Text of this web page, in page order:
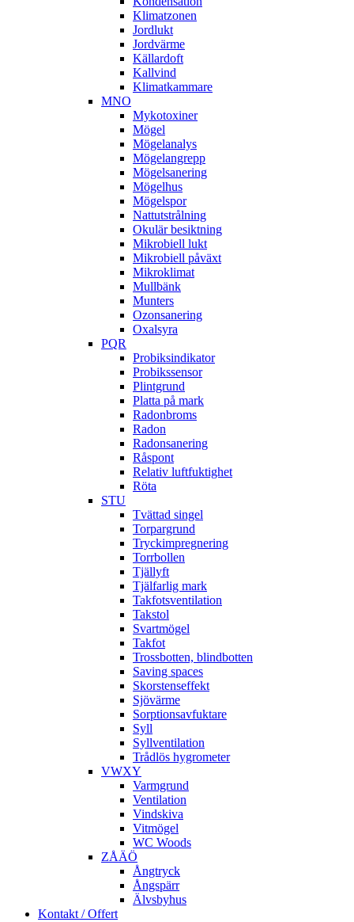
Klimatzonen
Jordlukt
Jordvärme
Källardoft
Kallvind
Klimatkammare
MNO
Mykotoxiner
Mögel
Mögelanalys
Mögelangrepp
Mögelsanering
Mögelhus
Mögelspor
Nattutstrålning
Okulär besiktning
Mikrobiell lukt
Mikrobiell påväxt
Mikroklimat
Mullbänk
Munters
Ozonsanering
Oxalsyra
PQR
Probiksindikator
Probikssensor
Plintgrund
Platta på mark
Radonbroms
Radon
Radonsanering
Råspont
Relativ luftfuktighet
Röta
STU
Tvättad singel
Torpargrund
Tryckimpregnering
Torrbollen
Tjällyft
Tjälfarlig mark
Takfotsventilation
Takstol
Svartmögel
Takfot
Trossbotten, blindbotten
Saving spaces
Skorstenseffekt
Sjövärme
Sorptionsavfuktare
Syll
Syllventilation
Trådlös hygrometer
VWXY
Varmgrund
Ventilation
Vindskiva
Vitmögel
WC Woods
ZÅÄÖ
Ångtryck
Ångspärr
Älvsbyhus
Kontakt / Offert